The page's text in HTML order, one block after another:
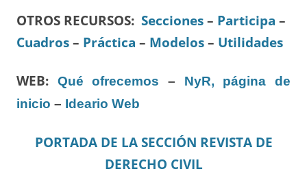
OTROS RECURSOS: Secciones – Participa –
Cuadros – Práctica – Modelos – Utilidades
WEB: Qué ofrecemos – NyR, página de
inicio – Ideario Web
PORTADA DE LA SECCIÓN REVISTA DE
DERECHO CIVIL